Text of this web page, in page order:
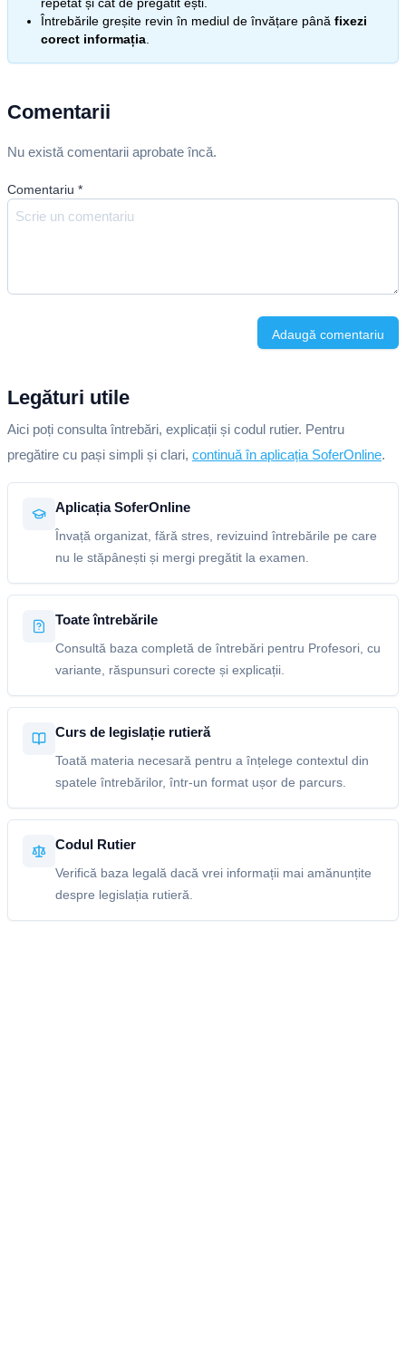
Întrebările greșite revin în mediul de învățare până fixezi
corect informația
Comentarii
Nu există comentarii aprobate încă.
Comentariu *
Adaugă comentariu
Legături utile
Aici poți consulta întrebări, explicații și codul rutier. Pentru
pregătire cu pași simpli și clari, continuă în aplicația SoferOnline.
Aplicația SoferOnline
Învață organizat, fără stres, revizuind întrebările pe care
nu le stăpânești și mergi pregătit la examen.
Toate întrebările
Consultă baza completă de întrebări pentru Profesori, cu
variante, răspunsuri corecte și explicații.
Curs de legislație rutieră
Toată materia necesară pentru a înțelege contextul din
spatele întrebărilor, într-un format ușor de parcurs.
Codul Rutier
Verifică baza legală dacă vrei informații mai amănunțite
despre legislația rutieră.